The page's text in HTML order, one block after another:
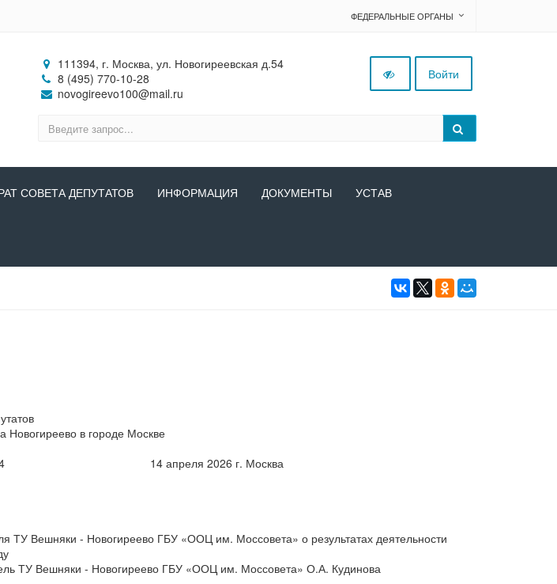
ФЕДЕРАЛЬНЫЕ ОРГАНЫ
111394, г. Москва, ул. Новогиреевская д.54
8 (495) 770-10-28
novogireevo100@mail.ru
Войти
СОВЕТА ДЕПУТАТОВ ИНФОРМАЦИЯ ДОКУМЕНТЫ УСТАВ
Новогиреево в городе Москве
54 14 апреля 2026 г. Москва
ТУ Вешняки - Новогиреево ГБУ «ООЦ им. Моссовета» о результатах деятельности
ТУ Вешняки - Новогиреево ГБУ «ООЦ им. Моссовета» О.А. Кудинова